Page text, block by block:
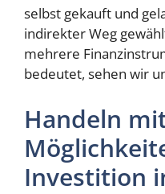
selbst gekauft und
indirekter Weg
mehrere
bedeutet, sehen wir
Handeln
Investition